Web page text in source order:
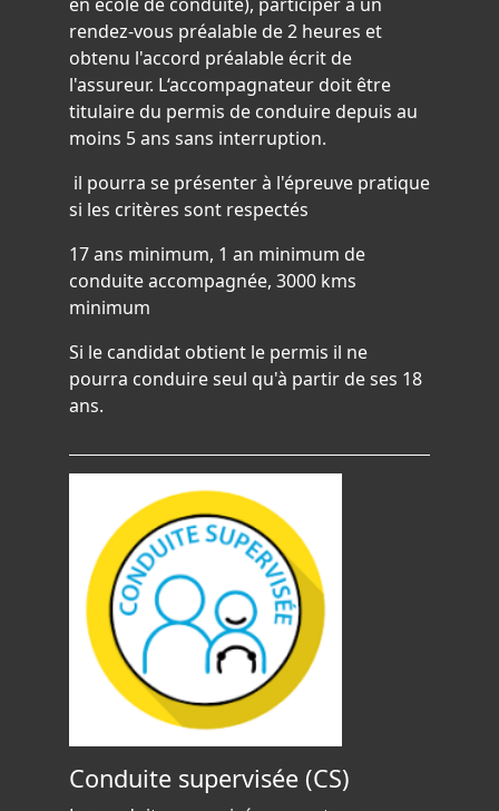
rendez-vous préalable de 2 heures et
obtenu l'accord préalable écrit de
l'assureur. L‘accompagnateur doit être
titulaire du permis de conduire depuis au
moins 5 ans sans interruption.
il pourra se présenter à l'épreuve pratique
si les critères sont respectés
17 ans minimum, 1 an minimum de
conduite accompagnée, 3000 kms
minimum
Si le candidat obtient le permis il ne
pourra conduire seul qu'à partir de ses 18
ans.
Conduite supervisée (CS)